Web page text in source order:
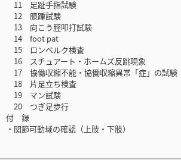
11 足趾手指試験
12 膝踵試験
13 向こう脛叩打試験
14 foot pat
15 ロンベルク検査
16 スチュアート・ホームズ反跳現象
17 協働収縮不能・協働収縮異常「症」の試験
18 片足立ち検査
19 マン試験
20 つぎ足歩行
付 録
・関節可動域の確認（上肢・下肢）